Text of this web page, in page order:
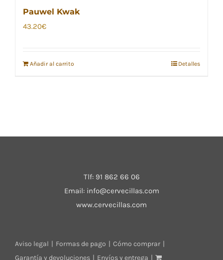
Pauwel Kwak
43.20€
Añadir al carrito Detalles
Tlf: 91 862 66 06
Email: info@cervecillas.com
www.cervecillas.com
Aviso legal Formas de pago
Cómo comprar
Garantía y devoluciones
Envíos y entrega